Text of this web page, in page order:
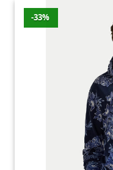
-33%